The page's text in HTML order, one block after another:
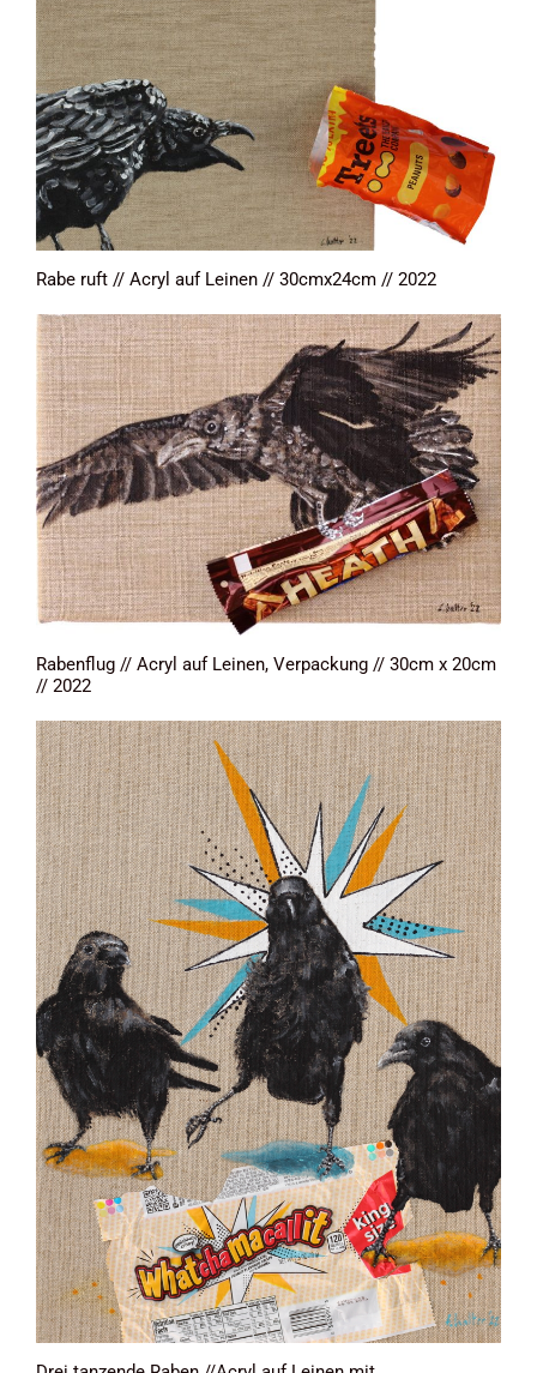
Rabe ruft // Acryl auf Leinen // 30cmx24cm // 2022
Rabenflug // Acryl auf Leinen, Verpackung // 30cm x 20cm
// 2022